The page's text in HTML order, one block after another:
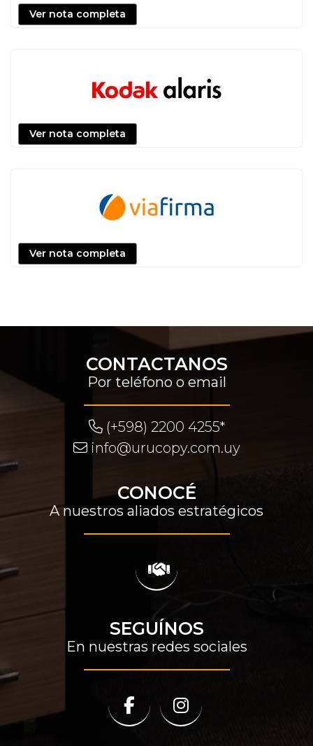
Ver nota completa
Ver nota completa
Ver nota completa
CONTACTANOS
Por teléfono o email
(+598) 2200 4255*
info@urucopy.com.uy
CONOCÉ
A nuestros aliados estratégicos
SEGUÍNOS
En nuestras redes sociales